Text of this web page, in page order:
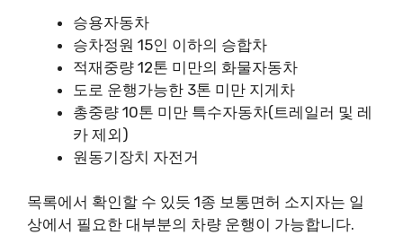
승용자동차
승차정원 15인 이하의 승합차
적재중량 12톤 미만의 화물자동차
도로 운행가능한 3톤 미만 지게차
총중량 10톤 미만 특수자동차(트레일러 및 레
카 제외)
원동기장치 자전거
목록에서 확인할 수 있듯 1종 보통면허 소지자는 일
상에서 필요한 대부분의 차량 운행이 가능합니다.